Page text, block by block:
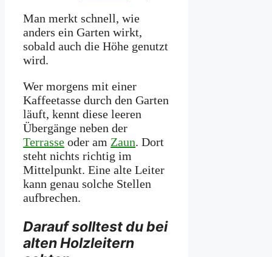
Man merkt schnell, wie
anders ein Garten wirkt,
sobald auch die Höhe genutzt
wird.
Wer morgens mit einer
Kaffeetasse durch den Garten
läuft, kennt diese leeren
Übergänge neben der
Terrasse oder am Zaun. Dort
steht nichts richtig im
Mittelpunkt. Eine alte Leiter
kann genau solche Stellen
aufbrechen.
Darauf solltest du bei
alten Holzleitern